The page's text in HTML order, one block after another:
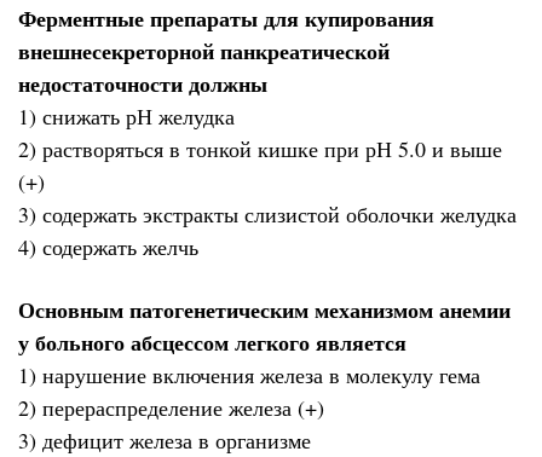
Ферментные препараты для купирования
внешнесекреторной панкреатической
недостаточности должны
1) снижать рН желудка
2) растворяться в тонкой кишке при рН 5.0 и выше
(+)
3) содержать экстракты слизистой оболочки желудка
4) содержать желчь
Основным патогенетическим механизмом анемии
у больного абсцессом легкого является
1) нарушение включения железа в молекулу гема
2) перераспределение железа (+)
3) дефицит железа в организме